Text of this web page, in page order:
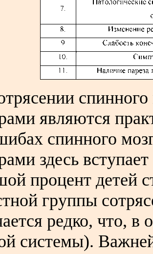
являются
спинного
здесь
процент детей
группы
редко, что, в
системы).